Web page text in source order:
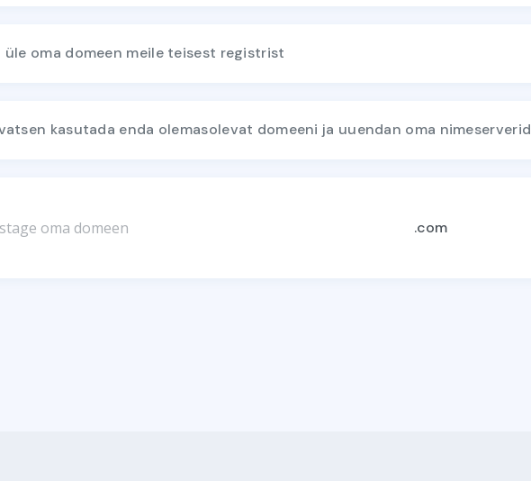
üle oma domeen meile teisest registrist
kasutada enda olemasolevat domeeni ja uuendan oma nimeserverid